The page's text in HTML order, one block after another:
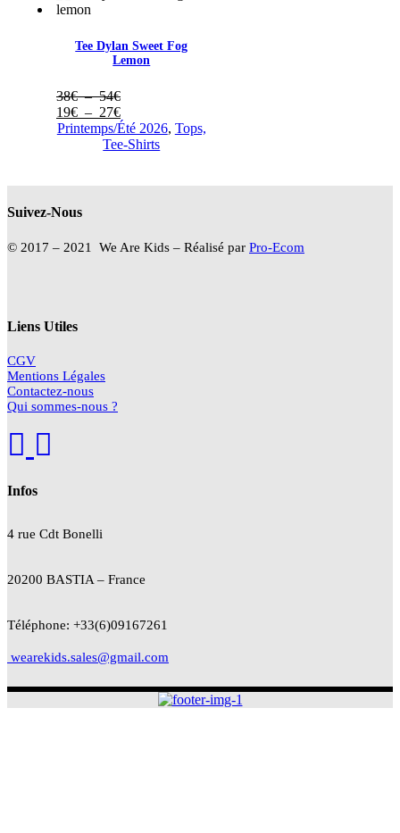
Tee Dylan Sweet Fog
Lemon
38€ – 54€Plage
de
prix :
38€
19€ – 27€Plage
de
prix :
Printemps/Été 2026, Tops,
Tee-Shirts
Infos
4 rue Cdt Bonelli
20200 BASTIA – France
Téléphone: +33(6)09167261
wearekids.sales@gmail.com
Liens Utiles
CGV
Mentions Légales
Contactez-nous
Qui sommes-nous ?
Suivez-Nous
© 2017 – 2021 We Are Kids – Réalisé par Pro-Ecom